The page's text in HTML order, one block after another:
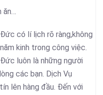
ăn…
có lí lịch rõ ràng,không
kinh trong công việc.
luôn là những người
các bạn. Dịch Vụ
lên hàng đầu. Đến với